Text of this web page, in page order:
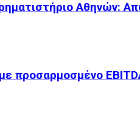
Αθηνών:
προσαρμοσμένο